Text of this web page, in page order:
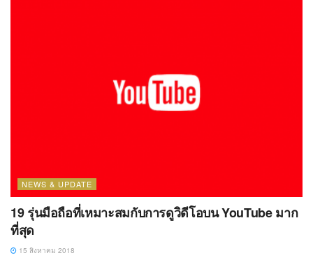
NEWS & UPDATE
19 รุ่นมือถือที่เหมาะสมกับการดูวิดีโอบน YouTube มาก
ที่สุด
15 สิงหาคม 2018